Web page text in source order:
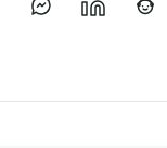
в X у Facebook
Поділитися в